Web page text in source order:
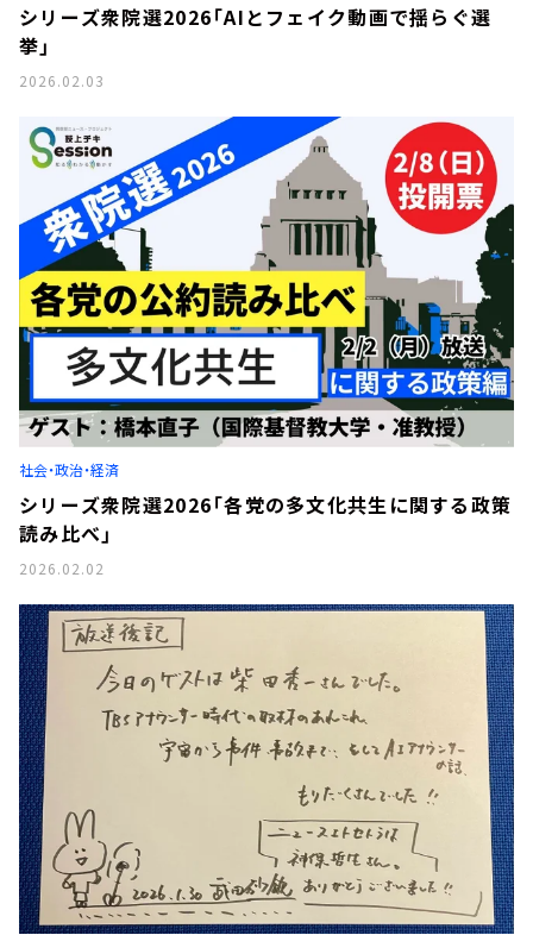
シリーズ衆院選2026「AIとフェイク動画で揺らぐ選
挙」
2026.02.03
社会・政治・経済
シリーズ衆院選2026「各党の多文化共生に関する政策
読み比べ」
2026.02.02